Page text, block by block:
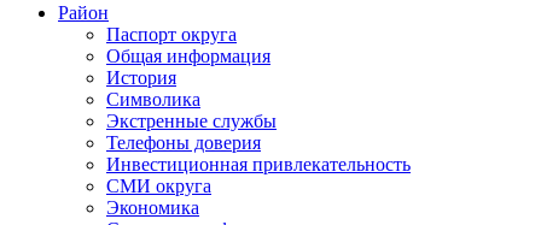
Район
Паспорт округа
Общая информация
История
Символика
Экстренные службы
Телефоны доверия
Инвестиционная привлекательность
СМИ округа
Экономика